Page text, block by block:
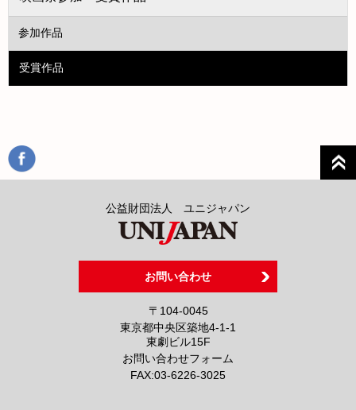
参加作品
受賞作品
公益財団法人 ユニジャパン
お問い合わせ
〒104-0045
東京都中央区築地4-1-1
東劇ビル15F
お問い合わせフォーム
FAX:03-6226-3025